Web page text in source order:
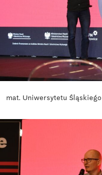
mat. Uniwersytetu Śląskiego